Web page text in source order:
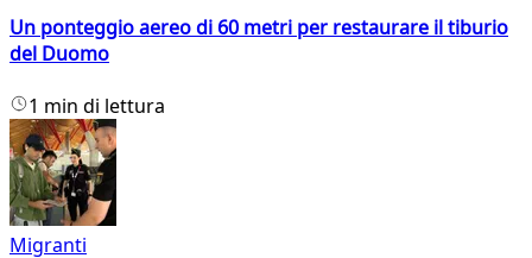
Un ponteggio aereo di 60 metri per restaurare il tiburio
del Duomo
1 min di lettura
Migranti